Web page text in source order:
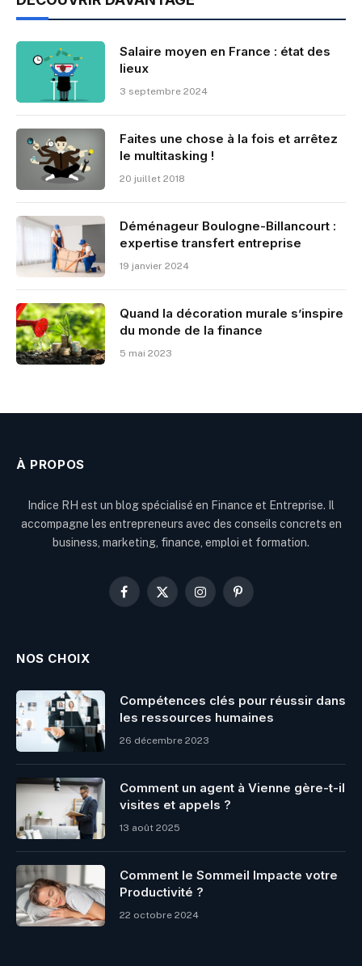
Salaire moyen en France : état des
lieux
3 septembre 2024
Faites une chose à la fois et arrêtez
le multitasking !
20 juillet 2018
Déménageur Boulogne-Billancourt :
expertise transfert entreprise
19 janvier 2024
Quand la décoration murale s’inspire
du monde de la finance
5 mai 2023
À PROPOS
Indice RH est un blog spécialisé en Finance et Entreprise. Il
accompagne les entrepreneurs avec des conseils concrets en
business, marketing, finance, emploi et formation.
Facebook
X
InstagramPinterest
NOS CHOIX
Compétences clés pour réussir dans
les ressources humaines
26 décembre 2023
Comment un agent à Vienne gère-t-il
visites et appels ?
13 août 2025
Comment le Sommeil Impacte votre
Productivité ?
22 octobre 2024